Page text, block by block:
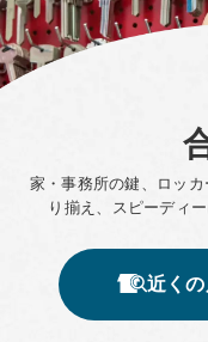
スーツケース修理
傘修理
印鑑・はんこの作製
包丁研ぎ
家・事務所の鍵、ロッ
り揃え、スピーディ
近く